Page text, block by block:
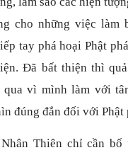
cho những việc làm
tay phá hoại Phật
Đã bất thiện thì
qua vì mình làm với
đúng đắn đối với Phật
Thiên chỉ cần bố